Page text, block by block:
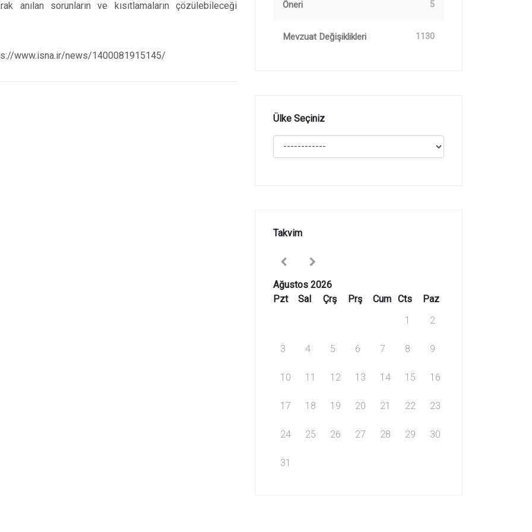
anılan sorunların ve kısıtlamaların çözülebileceği
www.isna.ir/news/1400081915145/
Öneri 5
Mevzuat Değişiklikleri 1130
Ülke Seçiniz
Takvim
Ağustos 2026
Pzt
Sal Çrş Prş Cum Cts
Paz
1
2
3 4 5 6 7 8 9
10 11 12 13 14 15 16
17 18 19 20 21 22 23
24 25 26 27 28 29 30
31